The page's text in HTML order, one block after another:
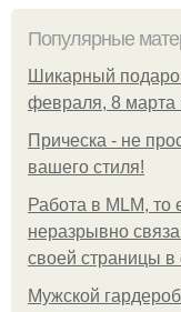
Популярные
Шикарный
февраля, 8 марта
Прическа - не
вашего стиля!
Работа в MLM, то
неразрывно
своей страницы в
Мужской